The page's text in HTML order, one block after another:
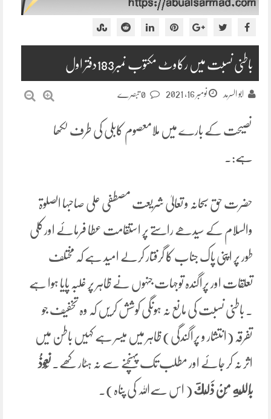
باطنی نسبت میں رکاوٹ مکتوب نمبر183دفتر اول
ابو السرمد نومبر 16, 2021
نصیحت کے بارے میں ملامعصوم کابلی کی طرف لکھا
ہے:۔
حضرت حق سبحانہ و تعالیٰ شریعت مصطفی علی صاحبہا الصلوۃ
والسلام کے سیدھے راستے پر استقامت عطا فرمائے اورکلی
طور پر اپنی پاک جناب کا گرفتار کرلے امید ہے کہ مختلف
تعلقات اور پراگندہ توجہات جنہوں نے ظاہر پر غلبہ پایا ہوا ہے
۔ باطنی نسبت کی مانع نہ ہونگی کوشش کریں کہ وہ تخفیف جو
تفرقہ (انتشار و پراگندگی) ظاہر میں میسر ہے کہیں باطن میں
اثر نہ کر جائے اور مطلب تک پہنچنے سے نہ ہٹارکھے۔ ‌نَعُوذُ
‌بِاللَّهِ ‌مِنْ ‌ذَلِكَ ( اس سےاللہ کی پناہ)۔